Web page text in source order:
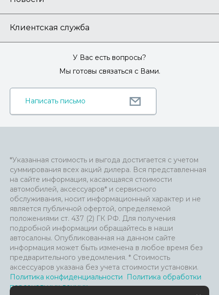
Клиентская служба
У Вас есть вопросы?
Мы готовы связаться с Вами.
Написать письмо
*Указанная стоимость и выгода достигается с учетом
суммирования всех акций дилера. Вся представленная
на сайте информация, касающаяся стоимости
автомобилей, аксессуаров* и сервисного
обслуживания, носит информационный характер и не
является публичной офертой, определяемой
положениями ст. 437 (2) ГК РФ. Для получения
подробной информации обращайтесь в наши
автосалоны. Опубликованная на данном сайте
информация может быть изменена в любое время без
предварительного уведомления. * Стоимость
аксессуаров указана без учета стоимости установки.
Политика конфиденциальности
Политика обработки
персональных данных